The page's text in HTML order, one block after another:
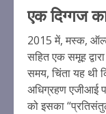
एक दिग्गज
2015 में, मस्क,
सहित एक समूह
समय, चिंता यह थी
अधिग्रहण एजीआई
को इसका